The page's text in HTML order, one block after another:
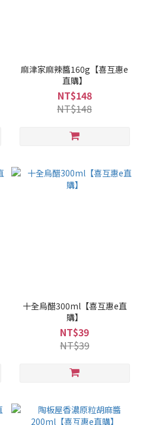
麻津家麻辣醬160g【喜互惠e
直購】
NT$148
NT$148
十全烏醋300ml【喜互惠e直
購】
NT$39
NT$39